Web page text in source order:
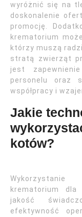
wyróżnić się na
doskonalenie
promocję.
krematorium
którzy muszą
stratą zwierząt
jest
personelu oraz
współpracy i
Jakie
kotów?
krematorium
jakość
efektywność